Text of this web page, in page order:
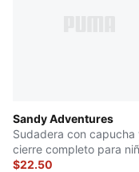
Sandy Adventures
Sudadera con capucha
cierre completo para
pequeños
$22.50